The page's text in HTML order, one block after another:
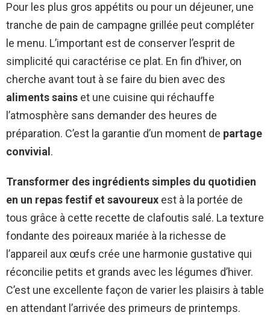
Pour les plus gros appétits ou pour un déjeuner, une
tranche de pain de campagne grillée peut compléter
le menu. L’important est de conserver l’esprit de
simplicité qui caractérise ce plat. En fin d’hiver, on
cherche avant tout à se faire du bien avec des
aliments sains et une cuisine qui réchauffe
l’atmosphère sans demander des heures de
préparation. C’est la garantie d’un moment de partage
convivial .
Transformer des ingrédients simples du quotidien
en un repas festif et savoureux est à la portée de
tous grâce à cette recette de clafoutis salé. La texture
fondante des poireaux mariée à la richesse de
l’appareil aux œufs crée une harmonie gustative qui
réconcilie petits et grands avec les légumes d’hiver.
C’est une excellente façon de varier les plaisirs à table
en attendant l’arrivée des primeurs de printemps.